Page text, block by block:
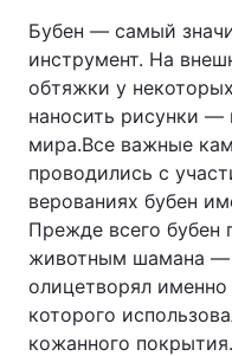
Бубен — самый
инструмент. На
обтяжки у
наносить рисунки
мира.Все важные
проводились с
верованиях бубен
Прежде всего бубен
животным шамана —
олицетворял
которого
кожанного